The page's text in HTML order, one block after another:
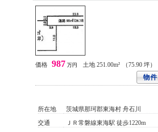
価格 987 万円 土地 251.00m² （75.90 坪）
物
所在地
茨城県那珂郡東海村 舟石川
交通
ＪＲ常磐線東海駅 徒歩1220m